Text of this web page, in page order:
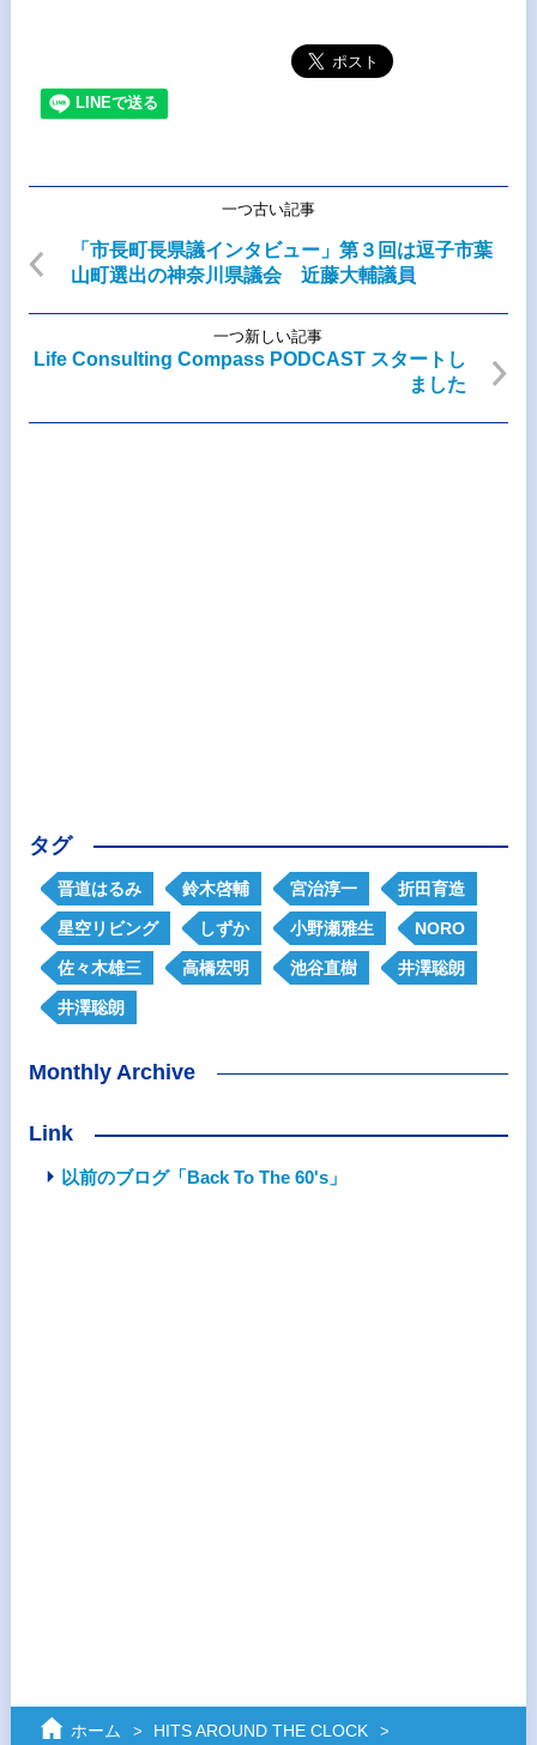
一つ古い記事
「市長町長県議インタビュー」第３回は逗子市葉
山町選出の神奈川県議会 近藤大輔議員
一つ新しい記事
Life Consulting Compass PODCAST スタートし
ました
タグ
晋道はるみ 鈴木啓輔 宮治淳一 折田育造
星空リビング しずか 小野瀬雅生 NORO
佐々木雄三 高橋宏明 池谷直樹 井澤聡朗
井澤聡朗
Monthly Archive
Link
以前のブログ「Back To The 60's」
ホーム HITS AROUND THE CLOCK